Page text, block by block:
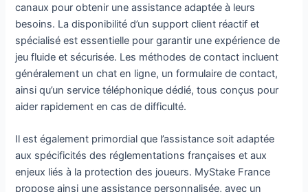
canaux pour obtenir une assistance adaptée à leurs
besoins. La disponibilité d’un support client réactif et
spécialisé est essentielle pour garantir une expérience de
jeu fluide et sécurisée. Les méthodes de contact incluent
généralement un chat en ligne, un formulaire de contact,
ainsi qu’un service téléphonique dédié, tous conçus pour
aider rapidement en cas de difficulté.
Il est également primordial que l’assistance soit adaptée
aux spécificités des réglementations françaises et aux
enjeux liés à la protection des joueurs. MyStake France
propose ainsi une assistance personnalisée, avec un